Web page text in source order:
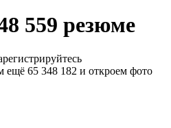
559 резюме
ещё 65 348 182 и откроем фото